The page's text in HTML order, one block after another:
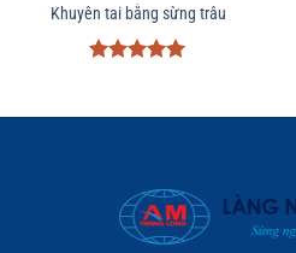
Khuyên tai bằng sừng trâu
sao